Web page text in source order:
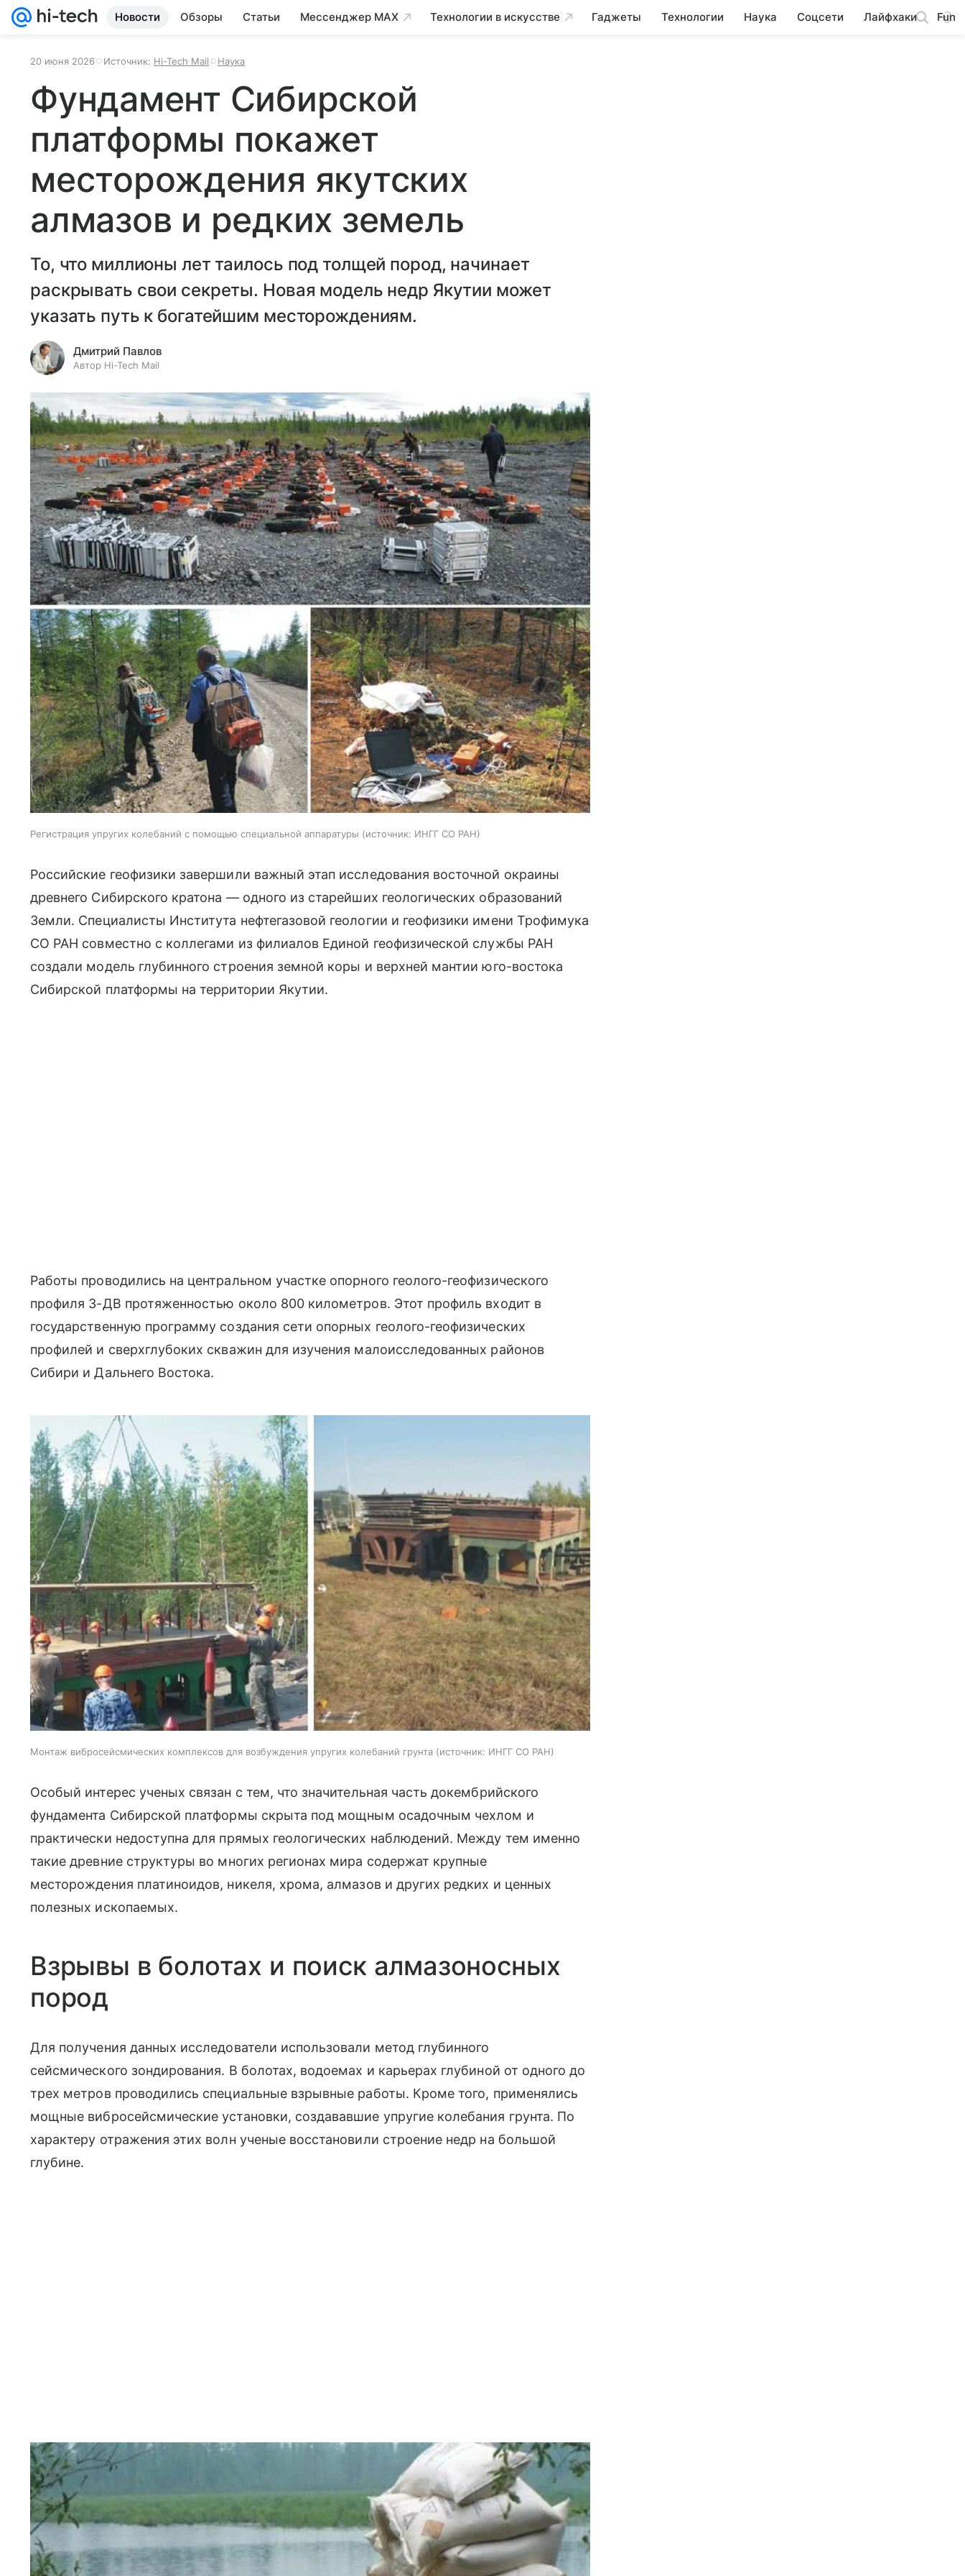
Новости Обзоры Статьи Мессенджер MAX Технологии в искусстве Гаджеты Технологии Наука Соцсети Лайфхаки Fun
20 июня 2026 Источник: Hi-Tech Mail Наука
Фундамент Сибирской
платформы покажет
месторождения якутских
алмазов и редких земель
То, что миллионы лет таилось под толщей пород, начинает
раскрывать свои секреты. Новая модель недр Якутии может
указать путь к богатейшим месторождениям.
Дмитрий Павлов
Автор Hi-Tech Mail
Регистрация упругих колебаний с помощью специальной аппаратуры источник: ИНГГ СО РАН
Российские геофизики завершили важный этап исследования восточной окраины
древнего Сибирского кратона — одного из старейших геологических образований
Земли. Специалисты Института нефтегазовой геологии и геофизики имени Трофимука
СО РАН совместно с коллегами из филиалов Единой геофизической службы РАН
создали модель глубинного строения земной коры и верхней мантии юго-востока
Сибирской платформы на территории Якутии.
Работы проводились на центральном участке опорного геолого-геофизического
профиля 3-ДВ протяженностью около 800 километров. Этот профиль входит в
государственную программу создания сети опорных геолого-геофизических
профилей и сверхглубоких скважин для изучения малоисследованных районов
Сибири и Дальнего Востока.
Монтаж вибросейсмических комплексов для возбуждения упругих колебаний грунта источник: ИНГГ СО РАН
Особый интерес ученых связан с тем, что значительная часть докембрийского
фундамента Сибирской платформы скрыта под мощным осадочным чехлом и
практически недоступна для прямых геологических наблюдений. Между тем именно
такие древние структуры во многих регионах мира содержат крупные
месторождения платиноидов, никеля, хрома, алмазов и других редких и ценных
полезных ископаемых.
Взрывы в болотах и поиск алмазоносных
пород
Для получения данных исследователи использовали метод глубинного
сейсмического зондирования. В болотах, водоемах и карьерах глубиной от одного до
трех метров проводились специальные взрывные работы. Кроме того, применялись
мощные вибросейсмические установки, создававшие упругие колебания грунта. По
характеру отражения этих волн ученые восстановили строение недр на большой
глубине.